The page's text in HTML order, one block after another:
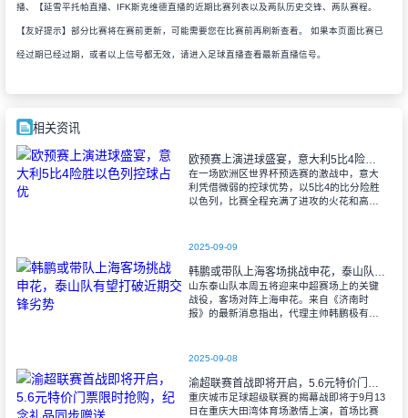
播、【延雪平托帕直播、IFK斯克维德直播的近期比赛列表以及两队历史交锋、两队赛程。
【友好提示】部分比赛将在赛前更新，可能需要您在比赛前再刷新查看。 如果本页面比赛已
经过期已经过期，或者以上信号都无效，请进入足球直播查看最新直播信号。
相关资讯
欧预赛上演进球盛宴，意大利5比4险胜以色列控球占优
在一场欧洲区世界杯预选赛的激战中，意大
利凭借微弱的控球优势，以5比4的比分险胜
以色列，比赛全程充满了进攻的火花和高效
2025-09-09
山东泰山队本周五将迎来中超赛场上的关键
战役，客场对阵上海申花。来自《济南时
报》的最新消息指出，代理主帅韩鹏极有可
验。
2025-09-08
渝超联赛首战即将开启，5.6元特价门票限时抢购，纪念礼品同步赠送
重庆城市足球超级联赛的揭幕战即将于9月13
日在重庆大田湾体育场激情上演，首场比赛